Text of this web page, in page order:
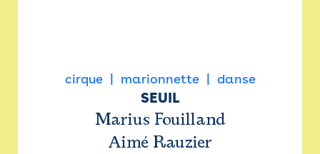
cirque marionnette danse
SEUIL
Marius Fouilland
Aimé Rauzier